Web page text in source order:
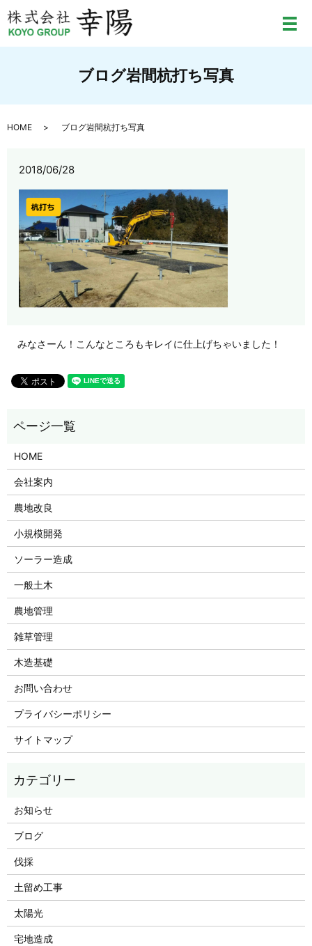
メ
ブログ岩間杭打ち写真
HOME ブログ岩間杭打ち写真
2018/06/28
みなさーん！こんなところもキレイに仕上げちゃいました！
HOME
会社案内
農地改良
小規模開発
ソーラー造成
一般土木
農地管理
雑草管理
木造基礎
お問い合わせ
プライバシーポリシー
サイトマップ
お知らせ
ブログ
伐採
土留め工事
太陽光
宅地造成